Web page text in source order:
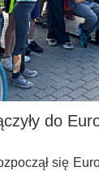
do
się